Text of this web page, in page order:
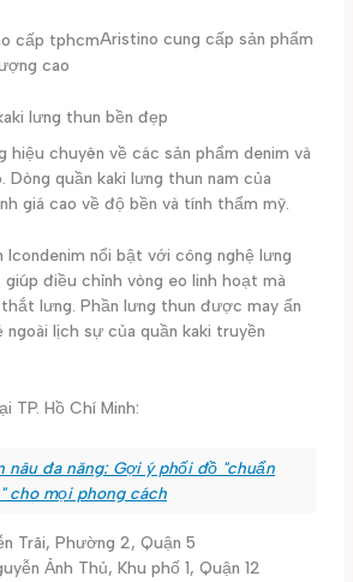
Aristino cung cấp sản phẩm
cao
lưng thun bền đẹp
hiệu chuyên về các sản phẩm denim và
Dòng quần kaki lưng thun nam của
giá cao về độ bền và tính thẩm mỹ.
Icondenim nổi bật với công nghệ lưng
giúp điều chỉnh vòng eo linh hoạt mà
lưng. Phần lưng thun được may ẩn
lịch sự của quần kaki truyền
TP. Hồ Chí Minh:
nâu đa năng: Gợi ý phối đồ "chuẩn
cho mọi phong cách
Trãi, Phường 2, Quận 5
Ảnh Thủ, Khu phố 1, Quận 12